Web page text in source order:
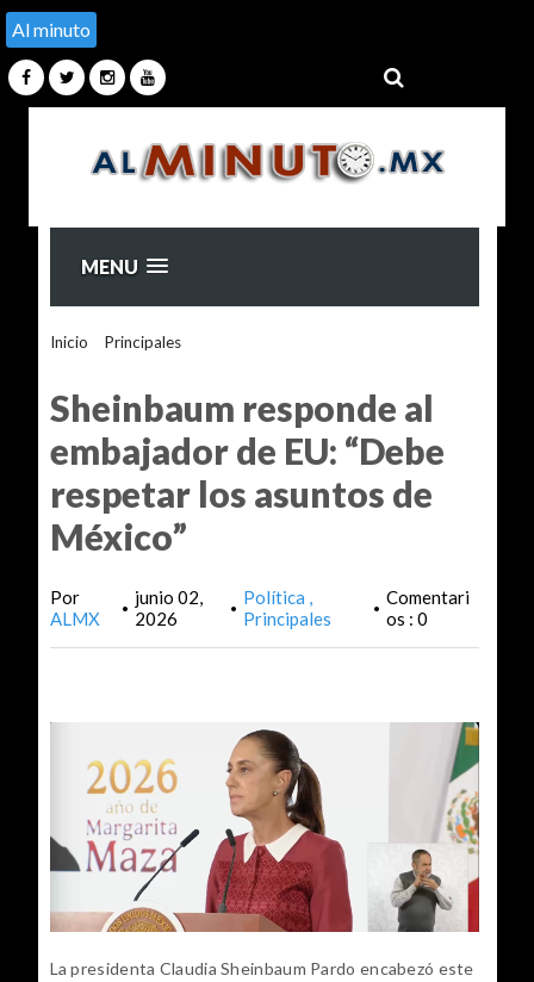
Al minuto
MENU
Inicio Principales>
Sheinbaum responde al
embajador de EU: “Debe
respetar los asuntos de
México”
Por
ALMX
• junio 02,
2026
• Política
Principales
• Comentari
os : 0
La presidenta Claudia Sheinbaum Pardo encabezó este